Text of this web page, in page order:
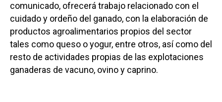
comunicado, ofrecerá trabajo relacionado con el
cuidado y ordeño del ganado, con la elaboración de
productos agroalimentarios propios del sector
tales como queso o yogur, entre otros, así como del
resto de actividades propias de las explotaciones
ganaderas de vacuno, ovino y caprino.